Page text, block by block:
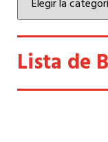
Lista de